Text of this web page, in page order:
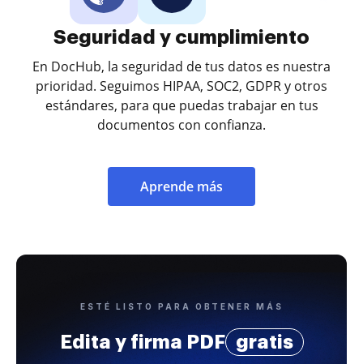
Seguridad y cumplimiento
En DocHub, la seguridad de tus datos es nuestra
prioridad. Seguimos HIPAA, SOC2, GDPR y otros
estándares, para que puedas trabajar en tus
documentos con confianza.
Aprende más
ESTÉ LISTO PARA OBTENER MÁS
Edita y firma PDF gratis